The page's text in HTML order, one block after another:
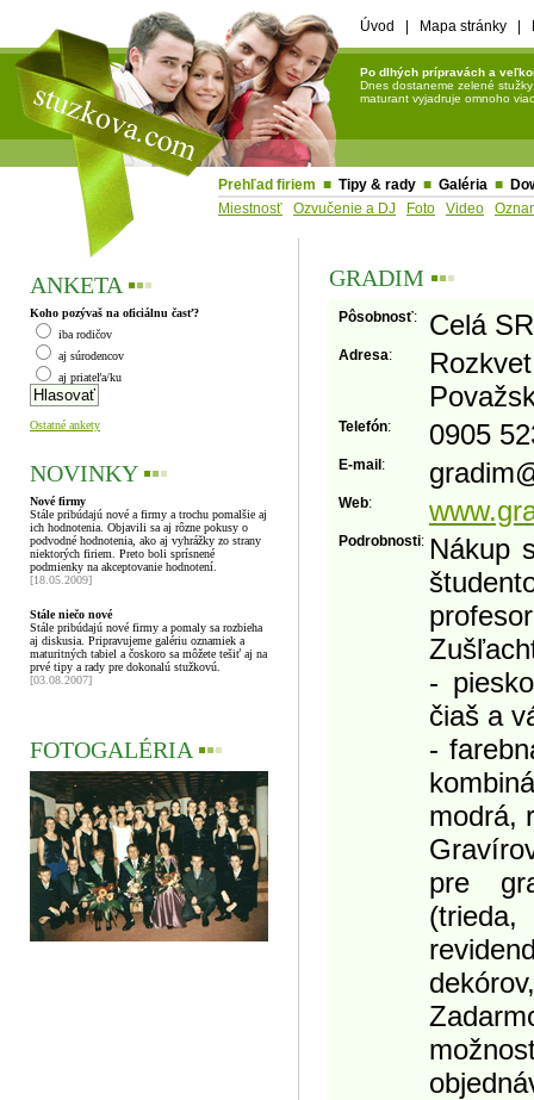
Úvod Mapa stránky
Po dlhých prípravách a
Dnes dostaneme zelené
maturant vyjadruje omnoho
Prehľad firiem ■ Tipy & rady ■ Galéria ■
Miestnosť
Ozvučenie a DJ Foto Video
ANKETA ▪▪▪
Koho pozývaš na oficiálnu časť?
iba rodičov
aj súrodencov
aj priateľa/ku
Ostatné ankety
NOVINKY ▪▪▪
Nové firmy
Stále pribúdajú nové a firmy a trochu pomalšie aj
ich hodnotenia. Objavili sa aj rôzne pokusy o
podvodné hodnotenia, ako aj vyhrážky zo strany
niektorých firiem. Preto boli sprísnené
podmienky na akceptovanie hodnotení.
[18.05.2009]
Stále niečo nové
Stále pribúdajú nové firmy a pomaly sa rozbieha
aj diskusia. Pripravujeme galériu oznamiek a
maturitných tabiel a čoskoro sa môžete tešiť aj na
prvé tipy a rady pre dokonalú stužkovú.
[03.08.2007]
FOTOGALÉRIA ▪▪▪
GRADIM ▪▪▪
Pôsobnosť: Celá SR
Adresa:
Telefón: 0905
E-mail : gradim
Web:
Podrobnosti: Nákup
-
čiaš a
-
modrá,
pre